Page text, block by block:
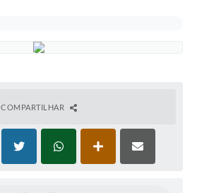
COMPARTILHAR